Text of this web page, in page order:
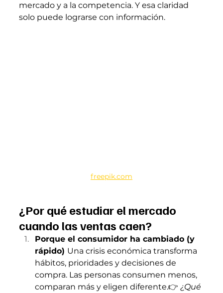
mercado y a la competencia. Y esa claridad
solo puede lograrse con información.
freepik.com
¿Por qué estudiar el mercado
cuando las ventas caen?
Porque el consumidor ha cambiado (y
rápido) Una crisis económica transforma
hábitos, prioridades y decisiones de
compra. Las personas consumen menos,
comparan más y eligen diferente.👉 ¿Qué